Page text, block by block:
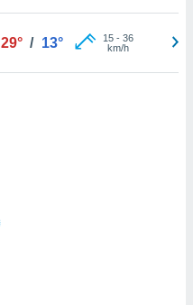
29° / 13° 15- 36
km/h